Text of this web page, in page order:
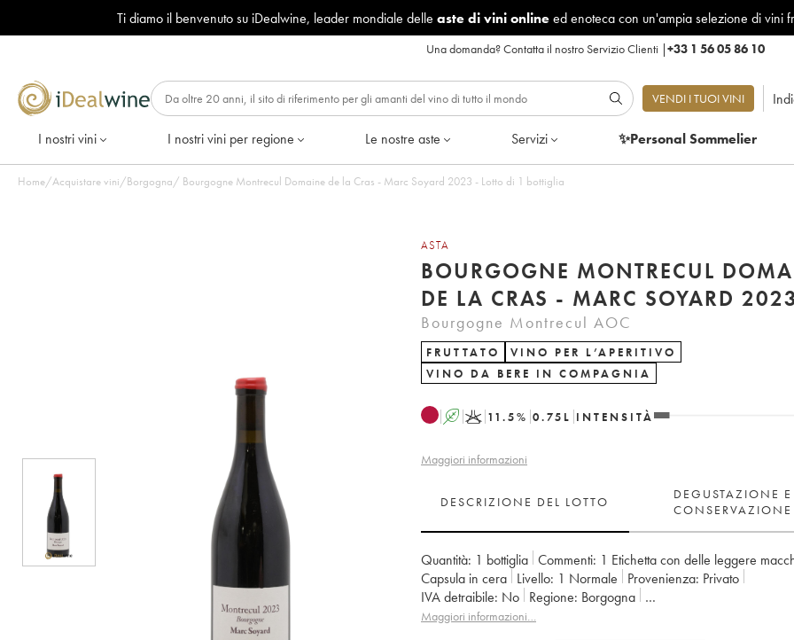
Ti diamo il benvenuto su iDealwine, leader mondiale delle aste di vini onlineed enoteca con un'ampia selezione di vini
Una domanda?Contatta il nostro Servizio Clienti |+33 1 56 05 86 10
VENDI I TUOI VINI
I nostri vini I nostri vini per regione Le nostre aste Servizi ✨Personal Sommelier
Home/Acquistare vini/Borgogna/ Bourgogne Montrecul Domaine de la Cras - Marc Soyard 2023 - Lotto di 1 bottiglia
ASTA
BOURGOGNE MONTRECUL
DE LA CRAS - MARC SOYARD
Bourgogne Montrecul AOC
FRUTTATO
VINO PER L’APERITIVO
VINO DA BERE IN COMPAGNIA
A K 11.5% 0.75 L INTENSITÀ
Maggiori informazioni
DESCRIZIONE DEL LOTTO
DEGUSTAZIONE E
CONSERVAZIONE
Quantità: 1 bottiglia Commenti: 1 Etichetta con delle leggere
Capsula in cera Livello: 1 Normale Provenienza:
privato
IVA detraibile:
no Regione:
Borgogna
Denominazione: Bourgogne Montrecul
Maggiori informazioni…